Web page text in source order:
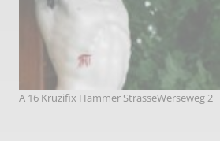
A 16 Kruzifix Hammer StrasseWerseweg 2